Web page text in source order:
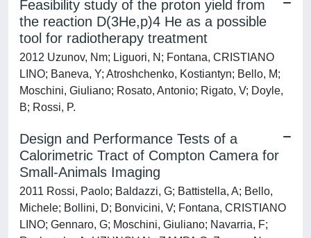
Feasibility study of the proton yield from
the reaction D(3He,p)4 He as a possible
tool for radiotherapy treatment
2012 Uzunov, Nm; Liguori, N; Fontana, CRISTIANO
LINO; Baneva, Y; Atroshchenko, Kostiantyn; Bello, M;
Moschini, Giuliano; Rosato, Antonio; Rigato, V; Doyle,
B; Rossi, P.
Design and Performance Tests of a
Calorimetric Tract of Compton Camera for
Small-Animals Imaging
2011 Rossi, Paolo; Baldazzi, G; Battistella, A; Bello,
Michele; Bollini, D; Bonvicini, V; Fontana, CRISTIANO
LINO; Gennaro, G; Moschini, Giuliano; Navarria, F;